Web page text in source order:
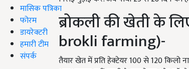
मासिक पत्रिका
फोरम
डायरेक्टरी
हमारी टीम
संपर्क
ब्रोकली की खेती के
brokli farming)-
तैयार खेत में प्रति हेक्टेयर 100 से 120 किलो